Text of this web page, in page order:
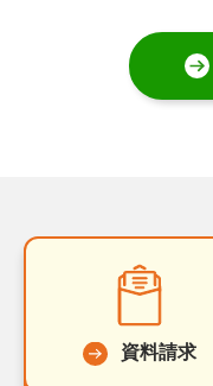
資料請求